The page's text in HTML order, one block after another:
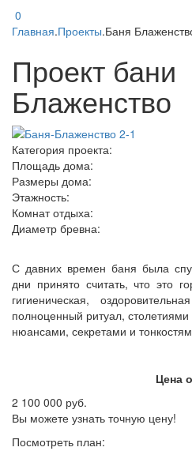
0
Главная.Проекты.Баня
Проект бани
Блаженство
Категория проекта:
Площадь дома:
Размеры дома:
Этажность:
Комнат отдыха:
Диаметр бревна:
С давних времен баня была
дни принято считать, что это
гигиеническая,
полноценный ритуал,
нюансами, секретами и
Цена
2 100 000 руб.
Вы можете узнать точную цену!
Посмотреть план: